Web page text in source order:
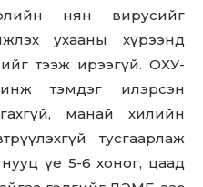
нян вирусийг
ухааны хүрээнд
тээж ирээгүй. ОХУ-
тэмдэг илэрсэн
манай хилийн
тусгаарлаж
үе 5-6 хоног, цаад